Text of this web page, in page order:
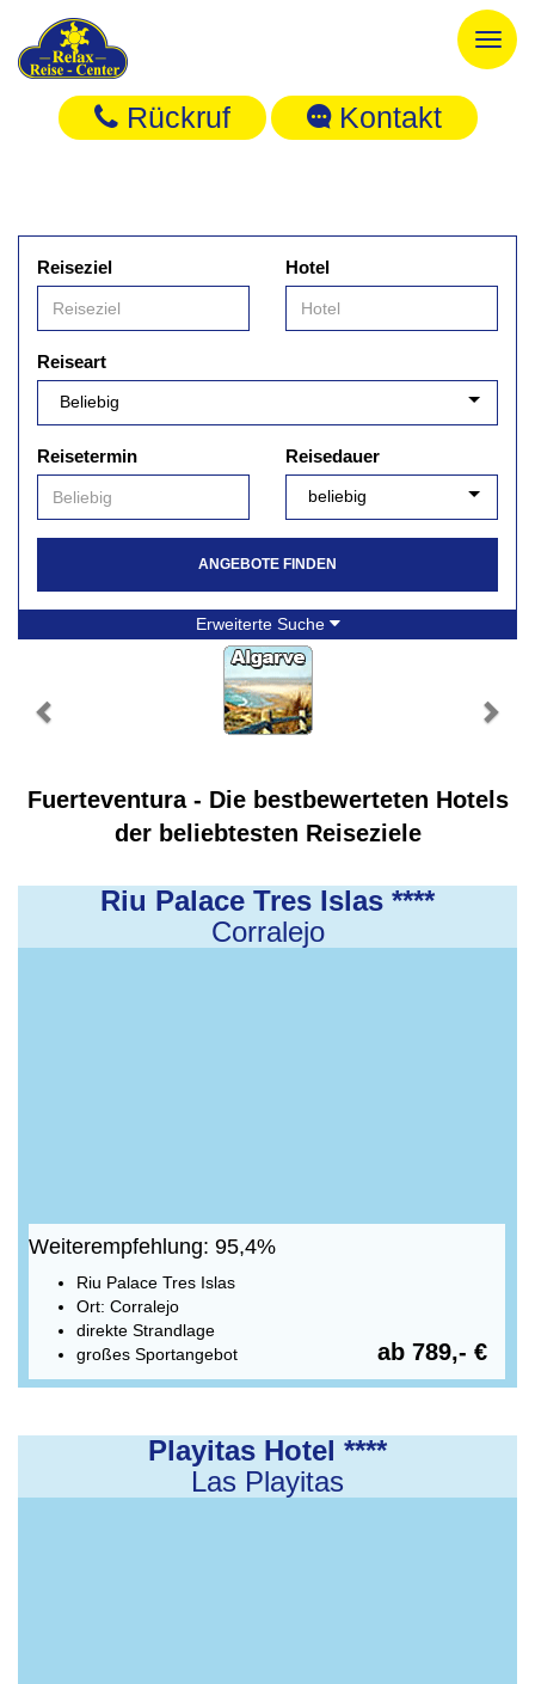
Toggle
Rückruf Kontakt
Reiseziel Hotel
Reiseart
Reisetermin Reisedauer
ANGEBOTE FINDEN
Erweiterte Suche
Fuerteventura - Die bestbewerteten Hotels
der beliebtesten Reiseziele
Riu Palace Tres Islas ****
Corralejo
Weiterempfehlung: 95,4%
Riu Palace Tres Islas
Ort: Corralejo
direkte Strandlage
großes Sportangebot
ab 789,- €
Playitas Hotel ****
Las Playitas